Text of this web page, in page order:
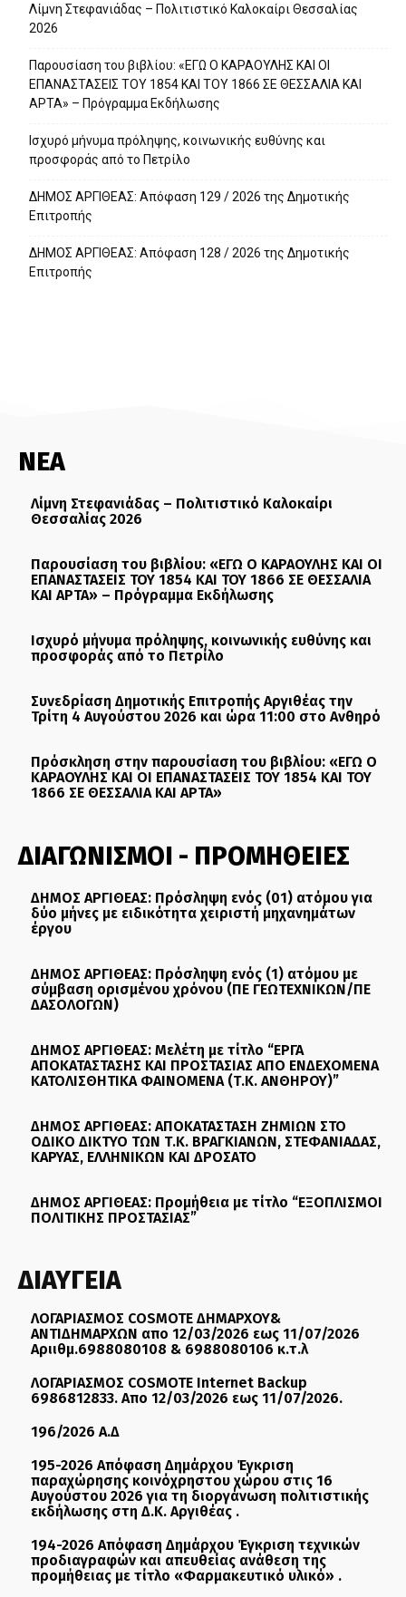
Λίμνη Στεφανιάδας – Πολιτιστικό Καλοκαίρι Θεσσαλίας
2026
Παρουσίαση του βιβλίου: «ΕΓΩ Ο ΚΑΡΑΟΥΛΗΣ ΚΑΙ ΟΙ
ΕΠΑΝΑΣΤΑΣΕΙΣ ΤΟΥ 1854 ΚΑΙ ΤΟΥ 1866 ΣΕ ΘΕΣΣΑΛΙΑ ΚΑΙ
ΑΡΤΑ» – Πρόγραμμα Εκδήλωσης
Ισχυρό μήνυμα πρόληψης, κοινωνικής ευθύνης και
προσφοράς από το Πετρίλο
ΔΗΜΟΣ ΑΡΓΙΘΕΑΣ: Απόφαση 129 / 2026 της Δημοτικής
Επιτροπής
ΔΗΜΟΣ ΑΡΓΙΘΕΑΣ: Απόφαση 128 / 2026 της Δημοτικής
Επιτροπής
ΝΕΑ
Λίμνη Στεφανιάδας – Πολιτιστικό Καλοκαίρι
Θεσσαλίας 2026
Παρουσίαση του βιβλίου: «ΕΓΩ Ο ΚΑΡΑΟΥΛΗΣ ΚΑΙ ΟΙ
ΕΠΑΝΑΣΤΑΣΕΙΣ ΤΟΥ 1854 ΚΑΙ ΤΟΥ 1866 ΣΕ ΘΕΣΣΑΛΙΑ
ΚΑΙ ΑΡΤΑ» – Πρόγραμμα Εκδήλωσης
Ισχυρό μήνυμα πρόληψης, κοινωνικής ευθύνης και
προσφοράς από το Πετρίλο
Συνεδρίαση Δημοτικής Επιτροπής Αργιθέας την
Τρίτη 4 Αυγούστου 2026 και ώρα 11:00 στο Ανθηρό
Πρόσκληση στην παρουσίαση του βιβλίου: «ΕΓΩ Ο
ΚΑΡΑΟΥΛΗΣ ΚΑΙ ΟΙ ΕΠΑΝΑΣΤΑΣΕΙΣ ΤΟΥ 1854 ΚΑΙ ΤΟΥ
1866 ΣΕ ΘΕΣΣΑΛΙΑ ΚΑΙ ΑΡΤΑ»
ΔΙΑΓΩΝΙΣΜΟΙ - ΠΡΟΜΗΘΕΙΕΣ
ΔΗΜΟΣ ΑΡΓΙΘΕΑΣ: Πρόσληψη ενός (01) ατόμου για
δύο μήνες με ειδικότητα χειριστή μηχανημάτων
έργου
ΔΗΜΟΣ ΑΡΓΙΘΕΑΣ: Πρόσληψη ενός (1) ατόμου με
σύμβαση ορισμένου χρόνου (ΠΕ ΓΕΩΤΕΧΝΙΚΩΝ/ΠΕ
ΔΑΣΟΛΟΓΩΝ)
ΔΗΜΟΣ ΑΡΓΙΘΕΑΣ: Μελέτη με τίτλο “ΕΡΓΑ
ΑΠΟΚΑΤΑΣΤΑΣΗΣ ΚΑΙ ΠΡΟΣΤΑΣΙΑΣ ΑΠΟ ΕΝΔΕΧΟΜΕΝΑ
ΚΑΤΟΛΙΣΘΗΤΙΚΑ ΦΑΙΝΟΜΕΝΑ (Τ.Κ. ΑΝΘΗΡΟΥ)”
ΔΗΜΟΣ ΑΡΓΙΘΕΑΣ: ΑΠΟΚΑΤΑΣΤΑΣΗ ΖΗΜΙΩΝ ΣΤΟ
ΟΔΙΚΟ ΔΙΚΤΥΟ ΤΩΝ Τ.Κ. ΒΡΑΓΚΙΑΝΩΝ, ΣΤΕΦΑΝΙΑΔΑΣ,
ΚΑΡΥΑΣ, ΕΛΛΗΝΙΚΩΝ ΚΑΙ ΔΡΟΣΑΤΟ
ΔΗΜΟΣ ΑΡΓΙΘΕΑΣ: Προμήθεια με τίτλο “ΕΞΟΠΛΙΣΜΟΙ
ΠΟΛΙΤΙΚΗΣ ΠΡΟΣΤΑΣΙΑΣ”
ΔΙΑΥΓΕΙΑ
ΛΟΓΑΡΙΑΣΜΟΣ COSMOTE ΔΗΜΑΡΧΟΥ&
ΑΝΤΙΔΗΜΑΡΧΩΝ απο 12/03/2026 εως 11/07/2026
Αριιθμ.6988080108 & 6988080106 κ.τ.λ
ΛΟΓΑΡΙΑΣΜΟΣ COSMOTE Internet Backup
6986812833. Απο 12/03/2026 εως 11/07/2026.
196/2026 Α.Δ
195-2026 Απόφαση Δημάρχου Έγκριση
παραχώρησης κοινόχρηστου χώρου στις 16
Αυγούστου 2026 για τη διοργάνωση πολιτιστικής
εκδήλωσης στη Δ.Κ. Αργιθέας .
194-2026 Απόφαση Δημάρχου Έγκριση τεχνικών
προδιαγραφών και απευθείας ανάθεση της
προμήθειας με τίτλο «Φαρμακευτικό υλικό» .